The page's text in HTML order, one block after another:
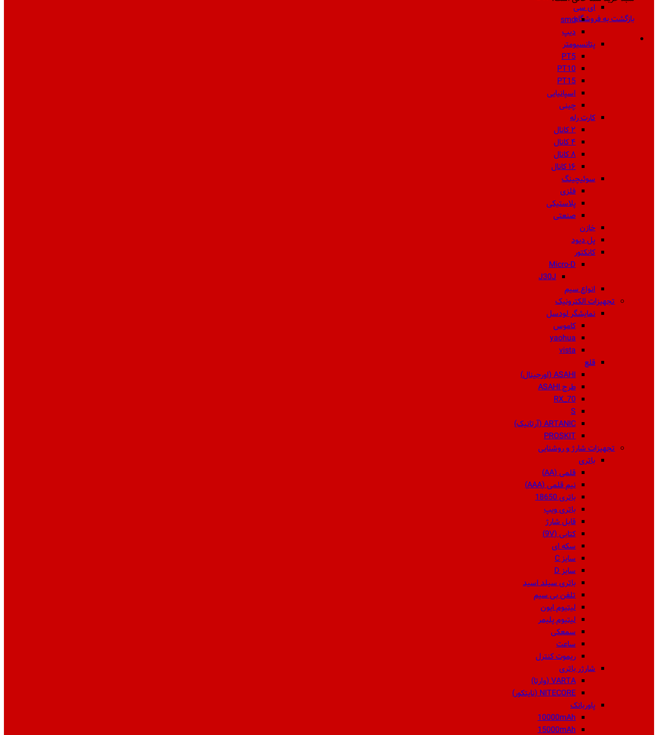
بازگشت به فروشگاه
ای سی
smd
دیپ
پتانسیومتر
PT5
PT10
PT15
اسپانیایی
چینی
کارت رله
۲ کانال
۴ کانال
۸ کانال
۱۶ کانال
سوئیچینگ
فلزی
پلاستیکی
صنعتی
خازن
پل دیود
کانکتور
Micro-D
J30J
انواع سیم
تجهیزات الکترونیک
نمایشگر لودسل
کاموس
yaohua
vista
قلع
ASAHI (اورجینال)
طرح ASAHI
RX_70
S
ARTANIC (آرتانیک)
PROSKIT
تجهیزات شارژ و روشنایی
باتری
قلمی (AA)
نیم قلمی (AAA)
باتری 18650
باتری ویپ
قابل شارژ
کتابی (9V)
سکه ای
سایز C
سایز D
باتری سیلد اسید
تلفن بی سیم
لیتیوم ایون
لیتیوم پلیمر
سمعکی
ساعت
ریموت کنترل
شارژر باتری
VARTA (وارتا)
NITECORE (نایتکور)
پاوربانک
10000mAh
15000mAh